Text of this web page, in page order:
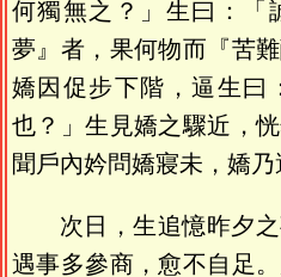
何獨無之？」生曰：「
夢』者，果何物而『苦
嬌因促步下階，逼生曰
也？」生見嬌之驟近，
聞戶內妗問嬌寢未，嬌乃
次日，生追憶昨夕
遇事多參商，愈不自足